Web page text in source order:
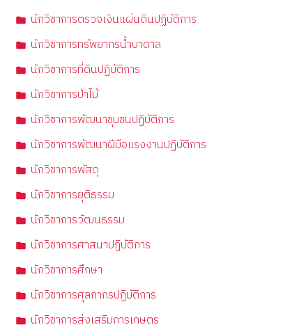
นักวิชาการตรวจเงินแผ่นดินปฏิบัติการ
นักวิชาการทรัพยากรน้ำบาดาล
นักวิชาการที่ดินปฏิบัติการ
นักวิชาการป่าไม้
นักวิชาการพัฒนาชุมชนปฏิบัติการ
นักวิชาการพัฒนาฝีมือแรงงานปฏิบัติการ
นักวิชาการพัสดุ
นักวิชาการยุติธรรม
นักวิชาการวัฒนธรรม
นักวิชาการศาสนาปฏิบัติการ
นักวิชาการศึกษา
นักวิชาการศุลกากรปฏิบัติการ
นักวิชาการส่งเสริมการเกษตร